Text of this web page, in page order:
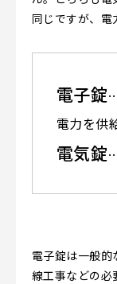
同じですが、電
電子錠
電力を供
電気錠
電子錠は一般的
線工事などの必